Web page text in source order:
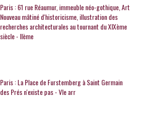
Paris : 61 rue Réaumur, immeuble néo-gothique, Art
Nouveau mâtiné d'historicisme, illustration des
recherches architecturales au tournant du XIXème
siècle - IIème
Paris : La Place de Furstemberg à Saint Germain
des Prés n'existe pas - VIe arr